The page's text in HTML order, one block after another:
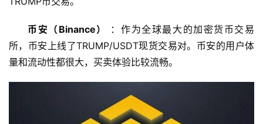
币安（Binance）
：作为全球最大的加密货币交易
所，币安上线了TRUMP/USDT现货交易对。币安的用户体
量和流动性都很大，买卖体验比较流畅。